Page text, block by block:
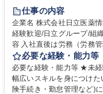
住宅手当あり
育休あり
完全週休2日
仕事の内容
企業名 株式会社日立医薬情報ソリューシ
経験歓迎/日立グループ/組織運
容 入社直後は労務（労務
任せいたします。将来は総
営を支えるゼネラリストをめざせます。 ・初期
計算、社会保険対応、福
します。ご経験に応じて、
必要な経験・能力等
必要な経験・能力等 ★未
幅広いスキルを身につけたい方におすすめ
険手続き・勤怠管理など)